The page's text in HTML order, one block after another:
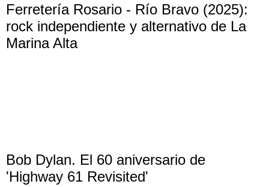
Ferretería Rosario - Río Bravo (2025):
rock independiente y alternativo de La
Marina Alta
Bob Dylan. El 60 aniversario de
'Highway 61 Revisited'